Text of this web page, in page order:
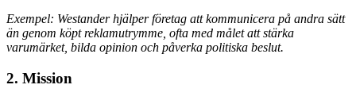
Exempel: Westander hjälper företag att kommunicera på andra sätt
än genom köpt reklamutrymme, ofta med målet att stärka
varumärket, bilda opinion och påverka politiska beslut.
2. Mission